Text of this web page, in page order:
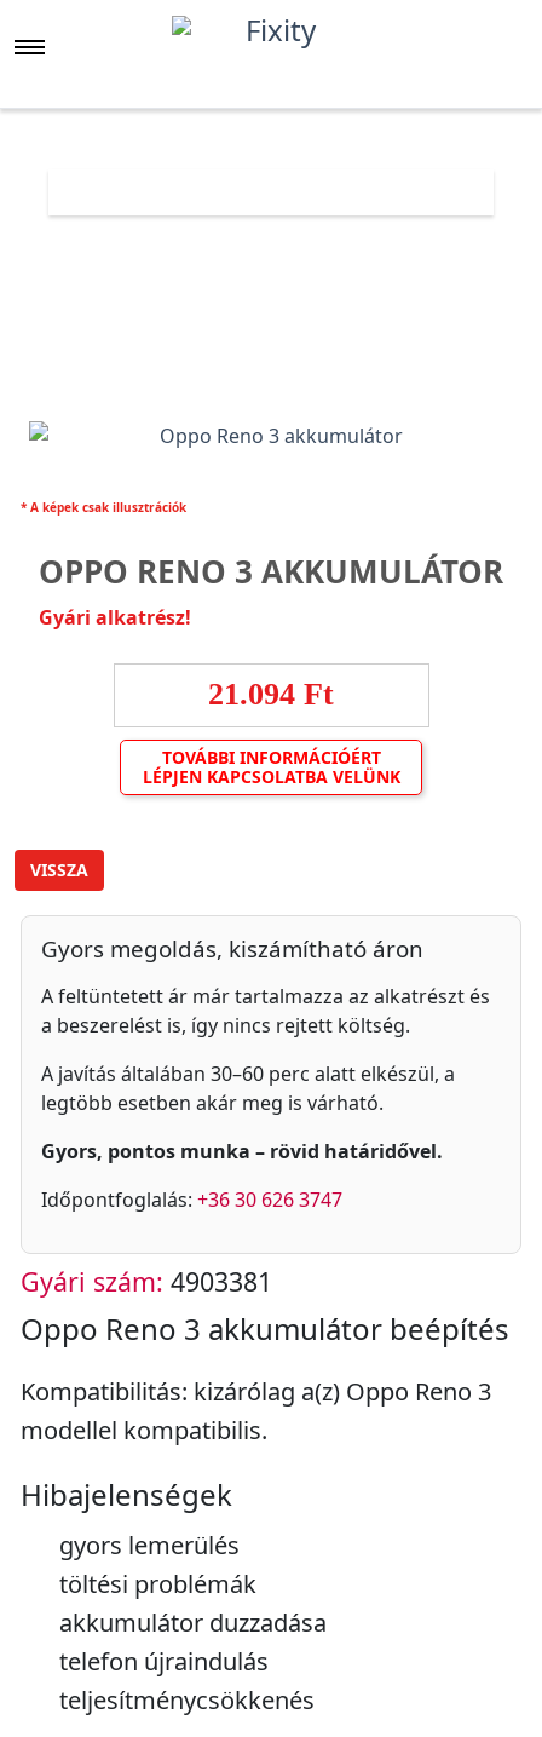
* A képek csak illusztrációk
OPPO RENO 3 AKKUMULÁTOR
Gyári alkatrész!
21.094 Ft
TOVÁBBI INFORMÁCIÓÉRT
LÉPJEN KAPCSOLATBA VELÜNK
VISSZA
Gyors megoldás, kiszámítható áron
A feltüntetett ár már tartalmazza az alkatrészt és
a beszerelést is, így nincs rejtett költség.
A javítás általában 30–60 perc alatt elkészül, a
legtöbb esetben akár meg is várható.
Gyors, pontos munka – rövid határidővel.
Időpontfoglalás: +36 30 626 3747
Gyári szám: 4903381
Oppo Reno 3 akkumulátor beépítés
Kompatibilitás: kizárólag a(z) Oppo Reno 3
modellel kompatibilis.
Hibajelenségek
gyors lemerülés
töltési problémák
akkumulátor duzzadása
telefon újraindulás
teljesítménycsökkenés